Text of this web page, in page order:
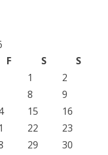
F S
S
1
2
8
9
15
16
22
23
29
30